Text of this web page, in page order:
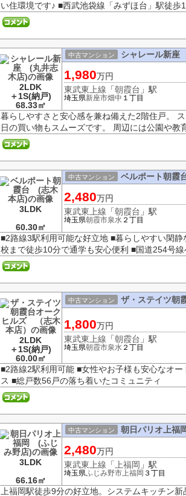
い住環境です♪ ■西武池袋線「みずほ台」駅徒歩
2LDK
＋1S(納戸)
68.33㎡
中古マンション シャレール新
1,980万円
東武東上線 「朝霞台 」駅
埼玉県新座市畑中 １丁目
暮らしやすさと安心感を兼ね備えた2階住戸。
日の買い物もスムーズです。 周辺には公園や教
3LDK
60.30㎡
中古マンション ベルポート朝霞
2,480万円
東武東上線 「朝霞台 」駅
埼玉県朝霞市泉水 ２丁目
■2路線3駅利用可能な好立地 ■暮らしやすい閑
校まで徒歩10分で通学も安心便利 ■国道254号
2LDK
＋1S(納戸)
60.00㎡
中古マンション ザ・ステイツ朝
1,800万円
東武東上線 「朝霞台 」駅
埼玉県朝霞市泉水 ２丁目
■2路線2駅利用可能 ■女性やお子様も安心なオ
ス ■総戸数56戸の落ち着いたコミュニティ
3LDK
66.16㎡
中古マンション 朝日パリオ上福
2,480万円
東武東上線 「 上福岡 」駅
埼玉県ふじみ野市上福岡 ３丁目
上福岡駅徒歩9分の好立地。システムキッチン